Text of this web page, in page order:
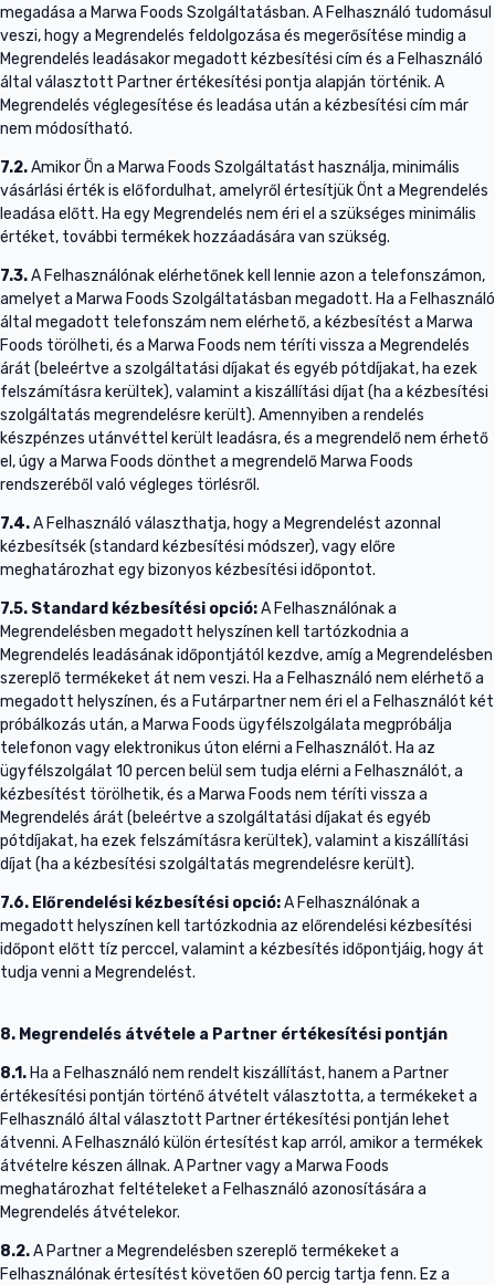
megadása a Marwa Foods Szolgáltatásban. A Felhasználó tudomásul
veszi, hogy a Megrendelés feldolgozása és megerősítése mindig a
Megrendelés leadásakor megadott kézbesítési cím és a Felhasználó
által választott Partner értékesítési pontja alapján történik. A
Megrendelés véglegesítése és leadása után a kézbesítési cím már
nem módosítható.
7.2.Amikor Ön a Marwa Foods Szolgáltatást használja, minimális
vásárlási érték is előfordulhat, amelyről értesítjük Önt a Megrendelés
leadása előtt. Ha egy Megrendelés nem éri el a szükséges minimális
értéket, további termékek hozzáadására van szükség.
7.3.A Felhasználónak elérhetőnek kell lennie azon a telefonszámon,
amelyet a Marwa Foods Szolgáltatásban megadott. Ha a Felhasználó
által megadott telefonszám nem elérhető, a kézbesítést a Marwa
Foods törölheti, és a Marwa Foods nem téríti vissza a Megrendelés
árát (beleértve a szolgáltatási díjakat és egyéb pótdíjakat, ha ezek
felszámításra kerültek), valamint a kiszállítási díjat (ha a kézbesítési
szolgáltatás megrendelésre került). Amennyiben a rendelés
készpénzes utánvéttel került leadásra, és a megrendelő nem érhető
el, úgy a Marwa Foods dönthet a megrendelő Marwa Foods
rendszeréből való végleges törlésről.
7.4.A Felhasználó választhatja, hogy a Megrendelést azonnal
kézbesítsék (standard kézbesítési módszer), vagy előre
meghatározhat egy bizonyos kézbesítési időpontot.
7.5. Standard kézbesítési opció:A Felhasználónak a
Megrendelésben megadott helyszínen kell tartózkodnia a
Megrendelés leadásának időpontjától kezdve, amíg a Megrendelésben
szereplő termékeket át nem veszi. Ha a Felhasználó nem elérhető a
megadott helyszínen, és a Futárpartner nem éri el a Felhasználót két
próbálkozás után, a Marwa Foods ügyfélszolgálata megpróbálja
telefonon vagy elektronikus úton elérni a Felhasználót. Ha az
ügyfélszolgálat 10 percen belül sem tudja elérni a Felhasználót, a
kézbesítést törölhetik, és a Marwa Foods nem téríti vissza a
Megrendelés árát (beleértve a szolgáltatási díjakat és egyéb
pótdíjakat, ha ezek felszámításra kerültek), valamint a kiszállítási
díjat (ha a kézbesítési szolgáltatás megrendelésre került).
7.6. Előrendelési kézbesítési opció:A Felhasználónak a
megadott helyszínen kell tartózkodnia az előrendelési kézbesítési
időpont előtt tíz perccel, valamint a kézbesítés időpontjáig, hogy át
tudja venni a Megrendelést.
8. Megrendelés átvétele a Partner értékesítési pontján
8.1. Ha a Felhasználó nem rendelt kiszállítást, hanem a Partner
értékesítési pontján történő átvételt választotta, a termékeket a
Felhasználó által választott Partner értékesítési pontján lehet
átvenni. A Felhasználó külön értesítést kap arról, amikor a termékek
átvételre készen állnak. A Partner vagy a Marwa Foods
meghatározhat feltételeket a Felhasználó azonosítására a
Megrendelés átvételekor.
8.2.A Partner a Megrendelésben szereplő termékeket a
Felhasználónak értesítést követően 60 percig tartja fenn. Ez a